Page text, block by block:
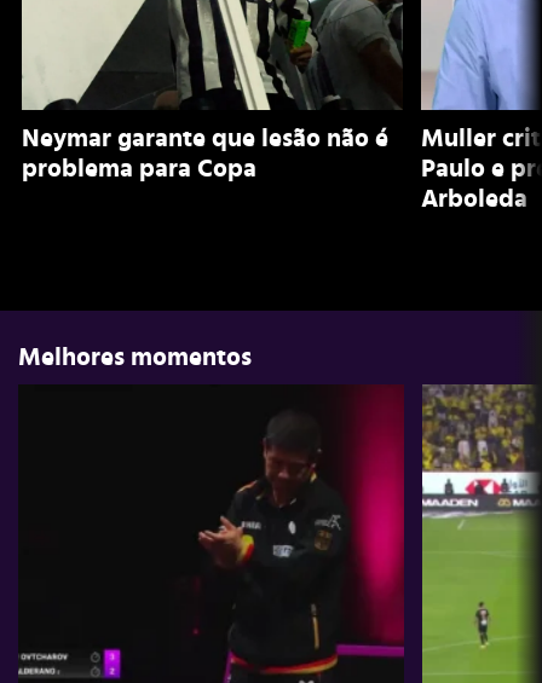
Neymar garante que lesão não é
problema para Copa
Muller
Paulo e
Arboleda
Melhores momentos